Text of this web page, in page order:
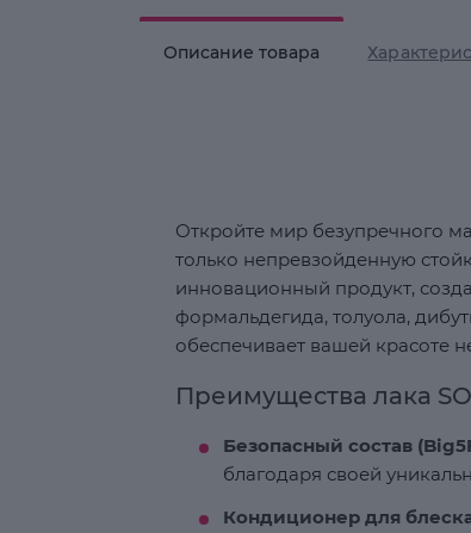
Описание товара
Откройте мир безупречного
только непревзойденную
инновационный продукт,
формальдегида, толуола,
обеспечивает вашей красоте
Преимущества лака
Безопасный состав
благодаря своей
Кондиционер для